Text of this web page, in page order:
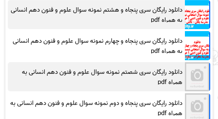
دانلود رایگان سری پنجاه و هشتم نمونه سوال علوم و فنون دهم انسانی
به همراه pdf
دانلود رایگان سری پنجاه و چهارم نمونه سوال علوم و فنون دهم انسانی
به همراه pdf
دانلود رایگان سری شصتم نمونه سوال علوم و فنون دهم انسانی به
همراه pdf
دانلود رایگان سری پنجاه و دوم نمونه سوال علوم و فنون دهم انسانی به
همراه pdf